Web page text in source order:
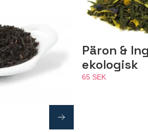
Päron &
ekologisk
65 SEK